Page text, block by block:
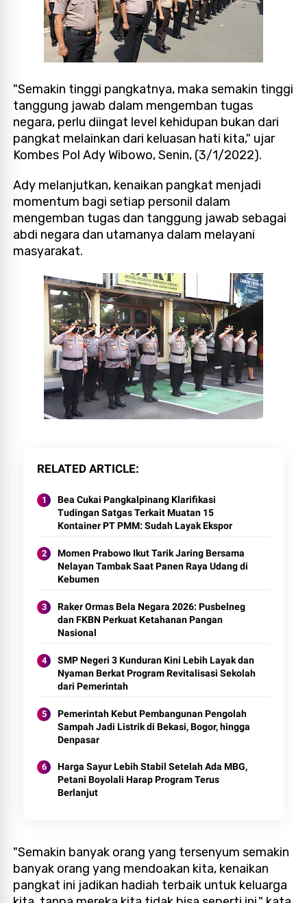
"Semakin tinggi pangkatnya, maka semakin tinggi
tanggung jawab dalam mengemban tugas
negara, perlu diingat level kehidupan bukan dari
pangkat melainkan dari keluasan hati kita," ujar
Kombes Pol Ady Wibowo, Senin, (3/1/2022).
Ady melanjutkan, kenaikan pangkat menjadi
momentum bagi setiap personil dalam
mengemban tugas dan tanggung jawab sebagai
abdi negara dan utamanya dalam melayani
masyarakat.
RELATED ARTICLE
Bea Cukai Pangkalpinang Klarifikasi
Tudingan Satgas Terkait Muatan 15
Kontainer PT PMM: Sudah Layak Ekspor
Momen Prabowo Ikut Tarik Jaring Bersama
Nelayan Tambak Saat Panen Raya Udang di
Kebumen
Raker Ormas Bela Negara 2026: Pusbelneg
dan FKBN Perkuat Ketahanan Pangan
Nasional
SMP Negeri 3 Kunduran Kini Lebih Layak dan
Nyaman Berkat Program Revitalisasi Sekolah
dari Pemerintah
Pemerintah Kebut Pembangunan Pengolah
Sampah Jadi Listrik di Bekasi, Bogor, hingga
Denpasar
Harga Sayur Lebih Stabil Setelah Ada MBG,
Petani Boyolali Harap Program Terus
Berlanjut
"Semakin banyak orang yang tersenyum semakin
banyak orang yang mendoakan kita, kenaikan
pangkat ini jadikan hadiah terbaik untuk keluarga